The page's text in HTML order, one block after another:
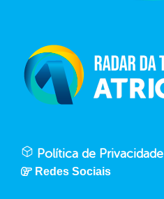
Política de Privacidade
Redes Sociais